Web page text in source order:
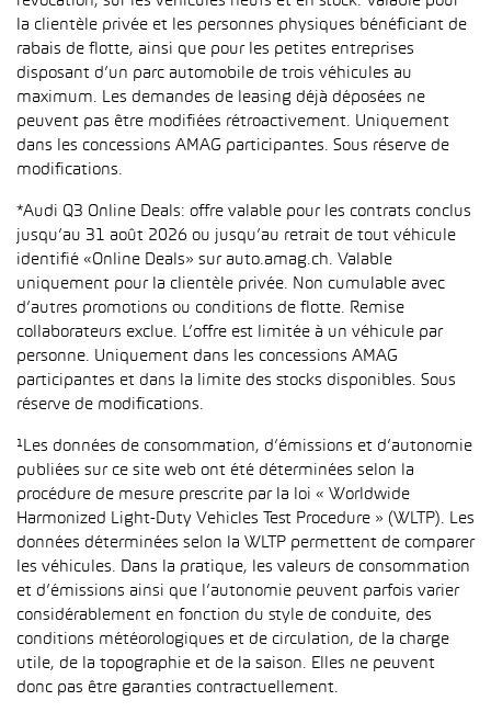
la clientèle privée et les personnes physiques bénéficiant de
rabais de flotte, ainsi que pour les petites entreprises
disposant d’un parc automobile de trois véhicules au
maximum. Les demandes de leasing déjà déposées ne
peuvent pas être modifiées rétroactivement. Uniquement
dans les concessions AMAG participantes. Sous réserve de
modifications.
*Audi Q3 Online Deals: offre valable pour les contrats conclus
jusqu’au 31 août 2026 ou jusqu’au retrait de tout véhicule
identifié «Online Deals» sur auto.amag.ch. Valable
uniquement pour la clientèle privée. Non cumulable avec
d’autres promotions ou conditions de flotte. Remise
collaborateurs exclue. L’offre est limitée à un véhicule par
personne. Uniquement dans les concessions AMAG
participantes et dans la limite des stocks disponibles. Sous
réserve de modifications.
¹Les données de consommation, d’émissions et d’autonomie
publiées sur ce site web ont été déterminées selon la
procédure de mesure prescrite par la loi « Worldwide
Harmonized Light-Duty Vehicles Test Procedure » (WLTP). Les
données déterminées selon la WLTP permettent de comparer
les véhicules. Dans la pratique, les valeurs de consommation
et d’émissions ainsi que l’autonomie peuvent parfois varier
considérablement en fonction du style de conduite, des
conditions météorologiques et de circulation, de la charge
utile, de la topographie et de la saison. Elles ne peuvent
donc pas être garanties contractuellement.